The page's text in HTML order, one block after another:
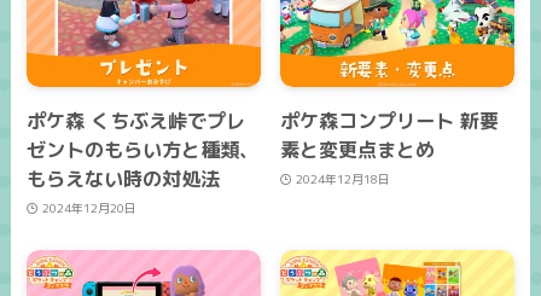
ポケ森 くちぶえ峠でプレ
ゼントのもらい方と種類、
もらえない時の対処法
2024年12月20日
ポケ森コンプリート 新要
素と変更点まとめ
2024年12月18日